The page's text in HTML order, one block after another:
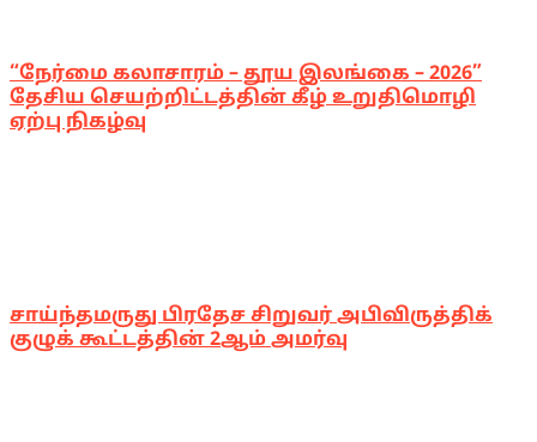
“நேர்மை கலாசாரம் – தூய இலங்கை – 2026”
தேசிய செயற்றிட்டத்தின் கீழ் உறுதிமொழி
ஏற்பு நிகழ்வு
சாய்ந்தமருது பிரதேச சிறுவர் அபிவிருத்திக்
குழுக் கூட்டத்தின் 2ஆம் அமர்வு